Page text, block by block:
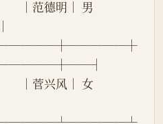
│范德明│ 男
│菅兴风│ 女